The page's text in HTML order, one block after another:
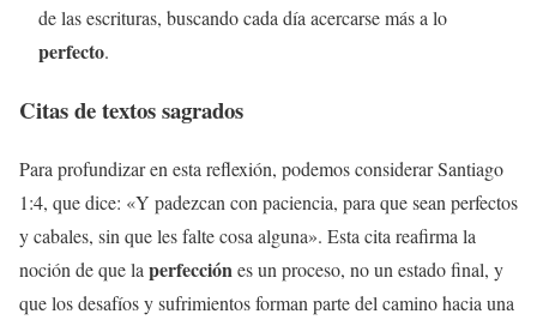
de las escrituras, buscando cada día acercarse más a lo
perfecto.
Citas de textos sagrados
Para profundizar en esta reflexión, podemos considerar Santiago
1:4, que dice: «Y padezcan con paciencia, para que sean perfectos
y cabales, sin que les falte cosa alguna». Esta cita reafirma la
noción de que la perfección es un proceso, no un estado final, y
que los desafíos y sufrimientos forman parte del camino hacia una